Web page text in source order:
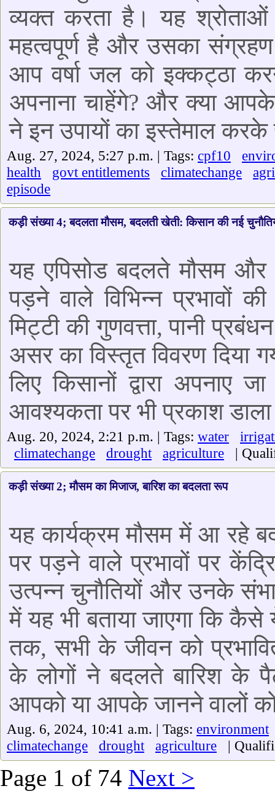
व्यक्त करता है। यह श्रोताओं
महत्वपूर्ण है और उसका
आप वर्षा जल को इक्कट्ठा
अपनाना चाहेंगे? और क्या आपके
ने इन उपायों का इस्तेमाल करके
Aug. 27, 2024, 5:27 p.m. | Tags: cpf10
health
govt entitlements climatechange
episode
कड़ी संख्या 4; बदलता मौसम, बदलती खेती: किसान की नई
यह एपिसोड बदलते मौसम और
पड़ने वाले विभिन्न प्रभावों
मिट्टी की गुणवत्ता, पानी
असर का विस्तृत विवरण दिया
लिए किसानों द्वारा अपनाए
आवश्यकता पर भी प्रकाश
Aug. 20, 2024, 2:21 p.m. | Tags: water
climatechange
drought agriculture |
कड़ी संख्या 2; मौसम का मिजाज, बारिश का बदलता रूप
यह कार्यक्रम मौसम में आ रहे
पर पड़ने वाले प्रभावों पर
उत्पन्न चुनौतियों और उनके
में यह भी बताया जाएगा कि
तक, सभी के जीवन को
के लोगों ने बदलते बारिश के
आपको या आपके जानने वालों
Aug. 6, 2024, 10:41 a.m. | Tags: environment
climatechange
drought agriculture |
Page 1 of 74 Next >